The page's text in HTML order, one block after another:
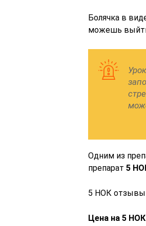
Болячка в
можешь выйти
Одним из
препарат 5
5 НОК отзывы
Цена на 5 НОК